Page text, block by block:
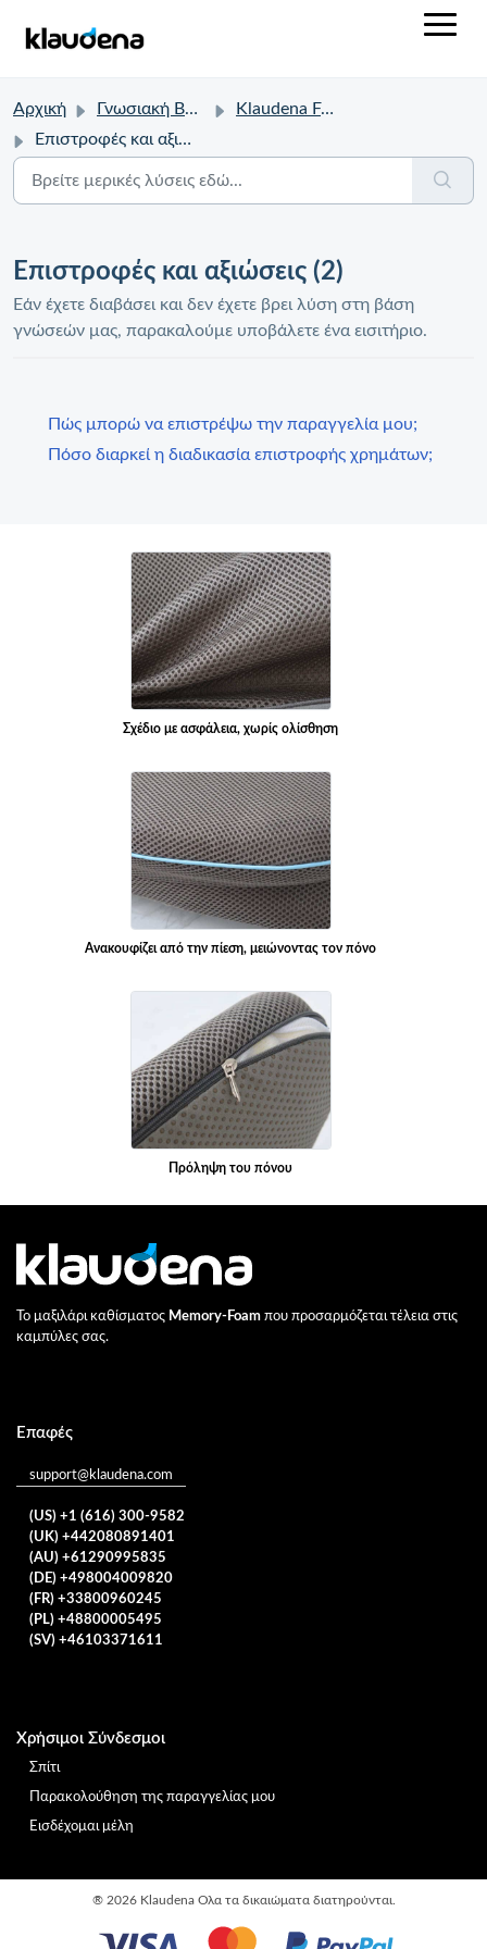
Αρχική Γνωσιακή Βάση
Klaudena FAQ
Επιστροφές και αξιώσεις
Επιστροφές και αξιώσεις (2)
Εάν έχετε διαβάσει και δεν έχετε βρει λύση στη βάση
γνώσεών μας, παρακαλούμε υποβάλετε ένα εισιτήριο.
Πώς μπορώ να επιστρέψω την παραγγελία μου;
Πόσο διαρκεί η διαδικασία επιστροφής χρημάτων;
Σχέδιο με ασφάλεια, χωρίς ολίσθηση
Ανακουφίζει από την πίεση, μειώνοντας τον πόνο
Πρόληψη του πόνου
Το μαξιλάρι καθίσματος Memory-Foam που προσαρμόζεται τέλεια στις
καμπύλες σας.
Επαφές
support@klaudena.com
(US) +1 (616) 300-9582
(UK) +442080891401
(AU) +61290995835
(DE) +498004009820
(FR) +33800960245
(PL) +48800005495
(SV) +46103371611
Χρήσιμοι Σύνδεσμοι
Σπίτι
Παρακολούθηση της παραγγελίας μου
Εισδέχομαι μέλη
® 2026 Klaudena Ολα τα δικαιώματα διατηρούνται.